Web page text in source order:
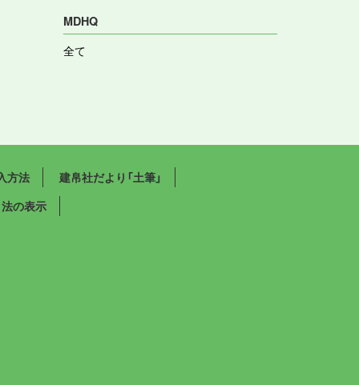
MDHQ
全て
方法
建帛社だより「土筆」
の表示